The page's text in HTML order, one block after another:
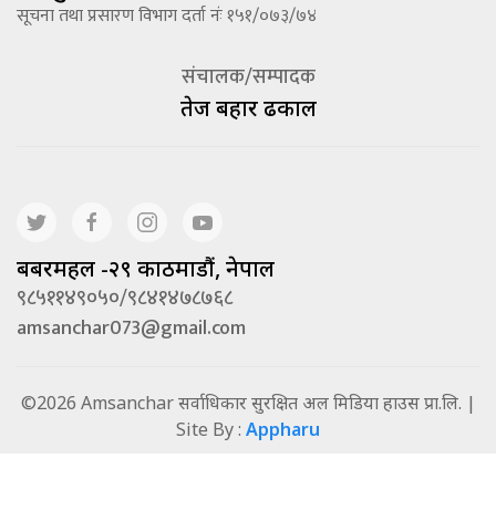
सूचना तथा प्रसारण विभाग दर्ता नंः १५१/०७३/७४
संचालक/सम्पादक
तेज बहादूर ढकाल
बबरमहल -२९ काठमाडौं, नेपाल
९८५११४९०५०/९८४१४७८७६८
amsanchar073@gmail.com
©2026 Amsanchar सर्वाधिकार सुरक्षित अल मिडिया हाउस प्रा.लि. |
Site By : Appharu